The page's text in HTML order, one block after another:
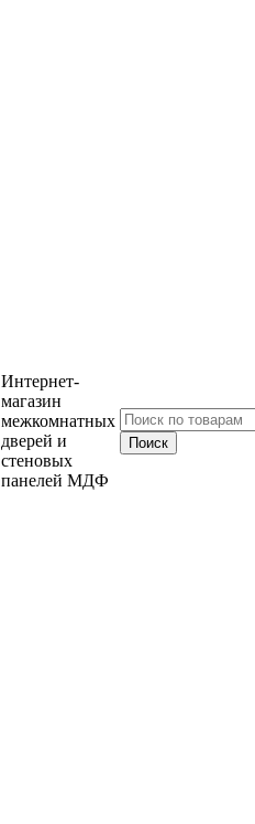
Интернет-
магазин
межкомнатных
дверей и
стеновых
панелей МДФ